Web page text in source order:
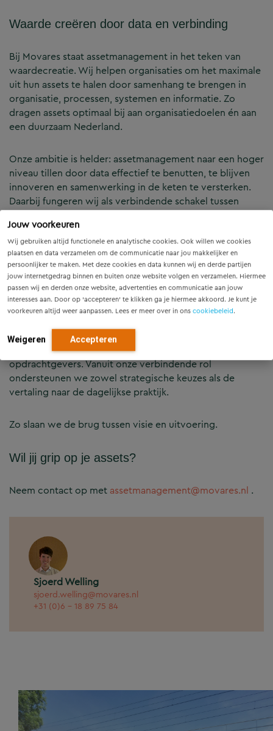
Jouw voorkeuren
Wij gebruiken altijd functionele en analytische cookies. Ook willen we cookies
plaatsen en data verzamelen om de communicatie naar jou makkelijker en
persoonlijker te maken. Met deze cookies en data kunnen wij en derde partijen
jouw internetgedrag binnen en buiten onze website volgen en verzamelen. Hiermee
passen wij en derden onze website, advertenties en communicatie aan jouw
interesses aan. Door op ‘accepteren’ te klikken ga je hiermee akkoord. Je kunt je
voorkeuren altijd weer aanpassen. Lees er meer over in ons cookiebeleid.
Weigeren Accepteren
Waarde creëren door data en verbinding
Bij Movares staat assetmanagement in het teken van
waardecreatie. Wij helpen organisaties om het maximale
uit hun assets te halen door samenhang te brengen in
organisatie, processen, systemen en informatie. Zo
dragen assets optimaal bij aan organisatiedoelen én aan
een duurzaam Nederland.
Onze ambitie is helder: assetmanagement naar een hoger
niveau tillen door data effectief te benutten, te blijven
innoveren en samenwerking in de keten te versterken.
Daarbij fungeren wij als verbindende schakel tussen
technische expertise, strategisch inzicht en werkbare
oplossingen in de praktijk. Lees meer over hoe wij dit in
de praktijk bereiken in één van de onderstaande tegels.
Van ambitie naar uitvoering
Elke organisatie staat op een ander punt in haar
met one‑size‑fits‑all oplossingen, maar sluiten we aan bij
de opgave, volwassenheid en context van onze
opdrachtgevers. Vanuit onze verbindende rol
ondersteunen we zowel strategische keuzes als de
vertaling naar de dagelijkse praktijk.
Zo slaan we de brug tussen visie en uitvoering.
Wil jij grip op je assets?
Neem contact op met assetmanagement@movares.nl .
Sjoerd Welling
sjoerd.welling@movares.nl
+31 (0)6 - 18 89 75 84